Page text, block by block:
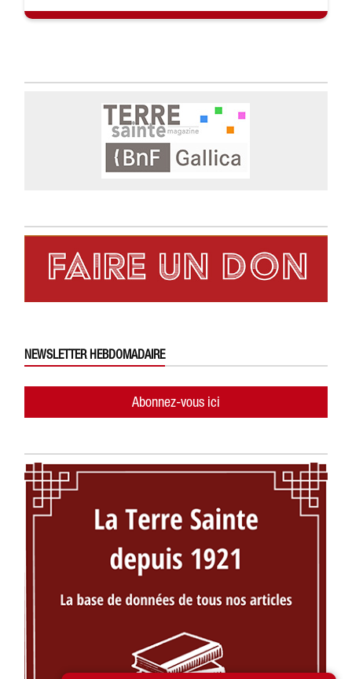
NEWSLETTER HEBDOMADAIRE
Abonnez-vous ici